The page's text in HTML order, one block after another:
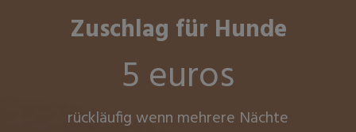
Zuschlag für Hunde
5 euros
rückläufig wenn mehrere Nächte